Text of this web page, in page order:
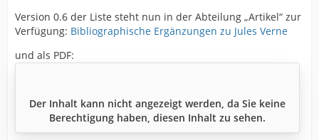
Version 0.6 der Liste steht nun in der Abteilung „Artikel“ zur
Verfügung: Bibliographische Ergänzungen zu Jules Verne
und als PDF:
Der Inhalt kann nicht angezeigt werden, da Sie keine
Berechtigung haben, diesen Inhalt zu sehen.